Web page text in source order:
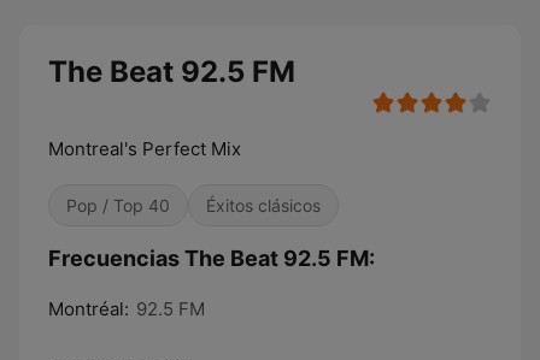
The Beat 92.5 FM
Montreal's Perfect Mix
Pop / Top 40 Éxitos clásicos
Frecuencias The Beat 92.5 FM:
Montréal: 92.5 FM